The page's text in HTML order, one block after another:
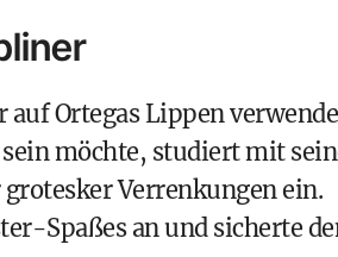
Ortegas Lippen
möchte, studiert mit
grotesker Verrenkungen ein.
Spaßes an und sicherte